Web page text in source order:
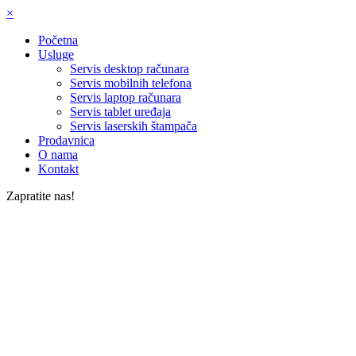
×
Početna
Usluge
Servis desktop računara
Servis mobilnih telefona
Servis laptop računara
Servis tablet uređaja
Servis laserskih štampača
Prodavnica
O nama
Kontakt
Zapratite nas!